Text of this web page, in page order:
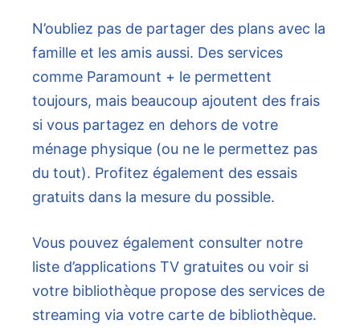
N’oubliez pas de partager des plans avec la
famille et les amis aussi. Des services
comme Paramount + le permettent
toujours, mais beaucoup ajoutent des frais
si vous partagez en dehors de votre
ménage physique (ou ne le permettez pas
du tout). Profitez également des essais
gratuits dans la mesure du possible.
Vous pouvez également consulter notre
liste d’applications TV gratuites ou voir si
votre bibliothèque propose des services de
streaming via votre carte de bibliothèque.